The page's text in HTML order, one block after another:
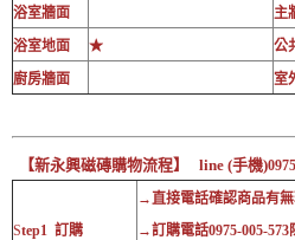
浴室牆面
主
浴室地面
★ 公
廚房牆面
室
【新永興磁磚購物流程】 line (手機)
Step1 訂購
→直接電話確認商品有
→訂購電話0975-005-573